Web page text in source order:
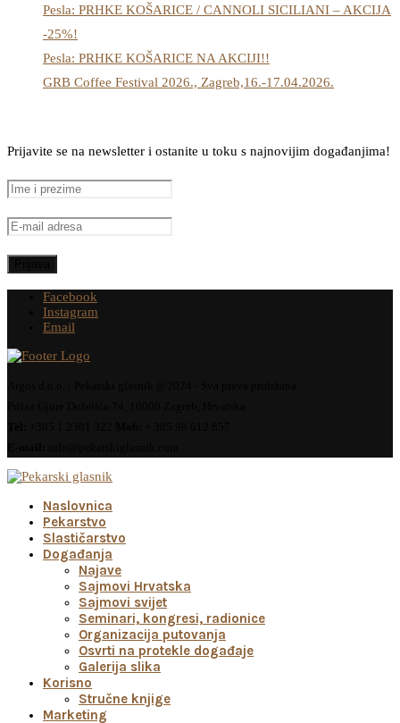
Pesla: PRHKE KOŠARICE / CANNOLI SICILIANI – AKCIJA
-25%!
Pesla: PRHKE KOŠARICE NA AKCIJI!!
GRB Coffee Festival 2026., Zagreb,16.-17.04.2026.
Prijavite se na newsletter i ostanite u toku s najnovijim događanjima!
Facebook
Instagram
Email
Naslovnica
Pekarstvo
Slastičarstvo
Događanja
Najave
Sajmovi Hrvatska
Sajmovi svijet
Seminari, kongresi, radionice
Organizacija putovanja
Osvrti na protekle događaje
Galerija slika
Korisno
Stručne knjige
Marketing